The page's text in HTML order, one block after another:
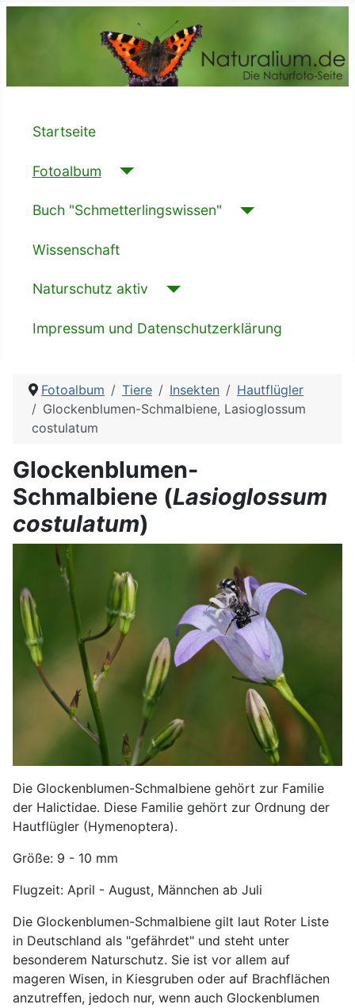
Startseite
Fotoalbum
Buch "Schmetterlingswissen"
Wissenschaft
Naturschutz aktiv
Impressum und Datenschutzerklärung
Fotoalbum Tiere Insekten
Hautflügler
Glockenblumen-Schmalbiene, Lasioglossum
costulatum
Glockenblumen-
Schmalbiene (Lasioglossum
costulatum)
Die Glockenblumen-Schmalbiene gehört zur Familie
der Halictidae. Diese Familie gehört zur Ordnung der
Hautflügler (Hymenoptera).
Größe: 9 - 10 mm
Flugzeit: April - August, Männchen ab Juli
Die Glockenblumen-Schmalbiene gilt laut Roter Liste
in Deutschland als "gefährdet" und steht unter
besonderem Naturschutz. Sie ist vor allem auf
mageren Wisen, in Kiesgruben oder auf Brachflächen
anzutreffen, jedoch nur, wenn auch Glockenblumen